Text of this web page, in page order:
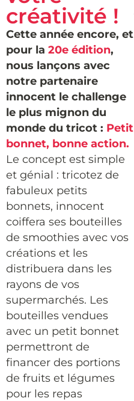
créativité !
Cette année encore, et
pour la 20e édition,
nous lançons avec
notre partenaire
innocent le challenge
le plus mignon du
monde du tricot : Petit
bonnet, bonne action.
Le concept est simple
et génial : tricotez de
fabuleux petits
bonnets, innocent
coiffera ses bouteilles
de smoothies avec vos
créations et les
distribuera dans les
rayons de vos
supermarchés. Les
bouteilles vendues
avec un petit bonnet
permettront de
financer des portions
de fruits et légumes
pour les repas